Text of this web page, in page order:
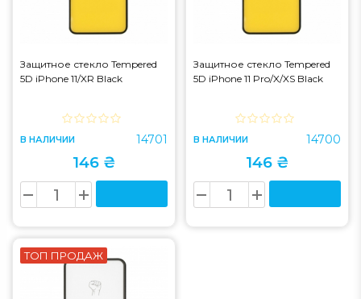
Защитное стекло Tempered
5D iPhone 11/XR Black
В НАЛИЧИИ 14701
146 ₴
Защитное стекло Tempered
5D iPhone 11 Pro/X/XS Black
В НАЛИЧИИ 14700
146 ₴
ТОП ПРОДАЖ